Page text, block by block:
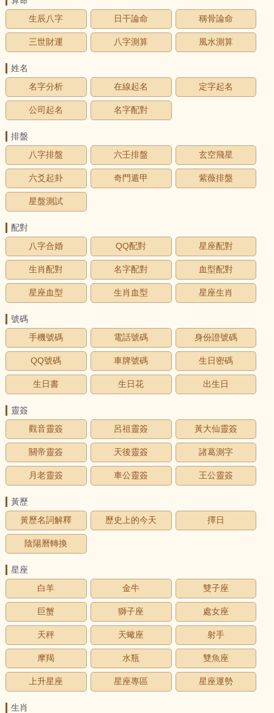
生辰八字
日干論命 稱骨論命
三世財運 八字測算 風水測算
姓名
名字分析
在線起名 定字起名
公司起名 名字配對
排盤
八字排盤
六壬排盤 玄空飛星
六爻起卦 奇門遁甲 紫薇排盤
星盤測試
配對
八字合婚
QQ配對 星座配對
生肖配對 名字配對 血型配對
星座血型 生肖血型 星座生肖
號碼
手機號碼
電話號碼 身份證號碼
QQ號碼 車牌號碼 生日密碼
生日書 生日花 出生日
靈簽
觀音靈簽
呂祖靈簽 黃大仙靈簽
關帝靈簽 天後靈簽 諸葛測字
月老靈簽 車公靈簽 王公靈簽
黃歷
黃歷名詞解釋
歷史上的今天 擇日
陰陽曆轉換
星座
白羊
金牛 雙子座
巨蟹 獅子座 處女座
天秤 天蠍座 射手
摩羯 水瓶 雙魚座
上升星座 星座專區 星座運勢
生肖